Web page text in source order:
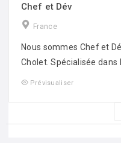
Chef et Dév
France
Nous sommes Chef et
Cholet. Spécialisée dans
Prévisualiser